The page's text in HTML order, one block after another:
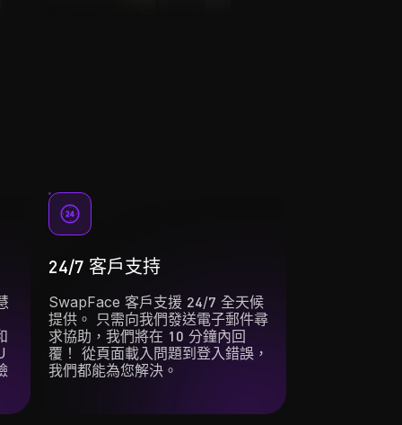
24/7 客戶支持
SwapFace 客戶支援 24/7 全天候
提供。 只需向我們發送電子郵件尋
求協助，我們將在 10 分鐘內回
覆！ 從頁面載入問題到登入錯誤，
我們都能為您解決。